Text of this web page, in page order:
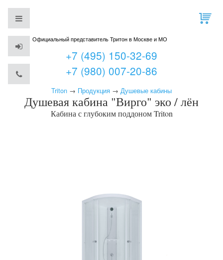
Официальный представитель Тритон в Москве и МО
+7 (495) 150-32-69
+7 (980) 007-20-86
Triton → Продукция → Душевые кабины
Душевая кабина "Вирго" эко / лён
Кабина с глубоким поддономTriton